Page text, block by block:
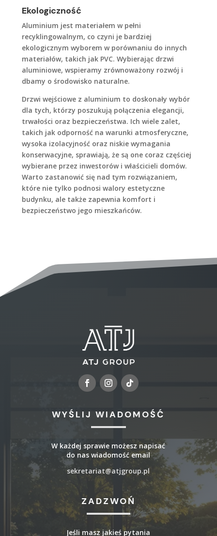
Ekologiczność
Aluminium jest materiałem w pełni
recyklingowalnym, co czyni je bardziej
ekologicznym wyborem w porównaniu do innych
materiałów, takich jak PVC. Wybierając drzwi
aluminiowe, wspieramy zrównoważony rozwój i
dbamy o środowisko naturalne.
Drzwi wejściowe z aluminium to doskonały wybór
dla tych, którzy poszukują połączenia elegancji,
trwałości oraz bezpieczeństwa. Ich wiele zalet,
takich jak odporność na warunki atmosferyczne,
wysoka izolacyjność oraz niskie wymagania
konserwacyjne, sprawiają, że są one coraz częściej
wybierane przez inwestorów i właścicieli domów.
Warto zastanowić się nad tym rozwiązaniem,
które nie tylko podnosi walory estetyczne
budynku, ale także zapewnia komfort i
bezpieczeństwo jego mieszkańców.
WYŚLIJ WIADOMOŚĆ
W każdej sprawie możesz napisać
do nas wiadomość email
sekretariat@atjgroup.pl
ZADZWOŃ
Jeśli masz jakieś pytania